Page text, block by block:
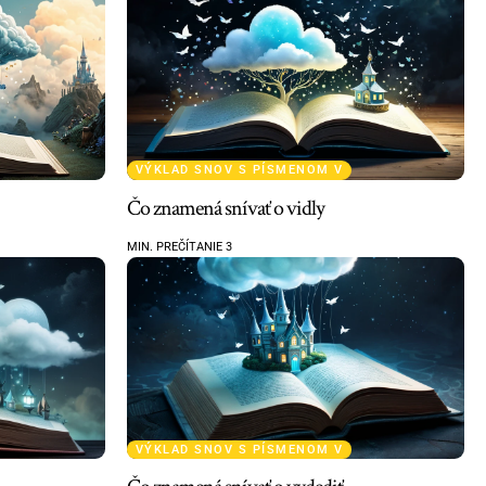
VÝKLAD SNOV S PÍSMENOM V
Čo znamená snívať o vidly
MIN. PREČÍTANIE 3
VÝKLAD SNOV S PÍSMENOM V